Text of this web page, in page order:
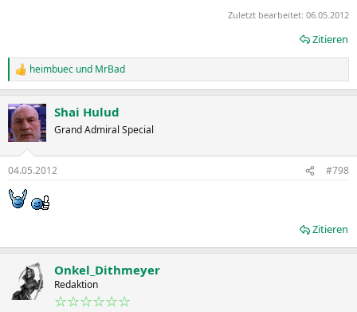
Zuletzt bearbeitet: 06.05.2012
Zitieren
R
e
k
t
i
n
e
:
heimbuec und MrBad
Shai Hulud
Grand Admiral Special
04.05.2012 #798
Zitieren
Onkel_Dithmeyer
Redaktion
☆☆☆☆☆☆